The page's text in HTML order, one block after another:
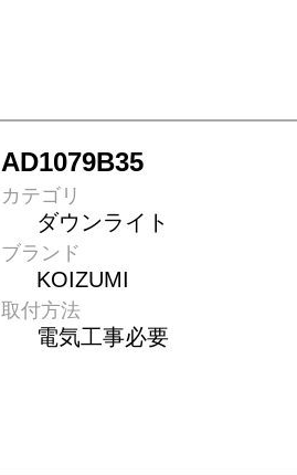
AD1079B35
カテゴリ
ダウンライト
ブランド
KOIZUMI
取付方法
電気工事必要